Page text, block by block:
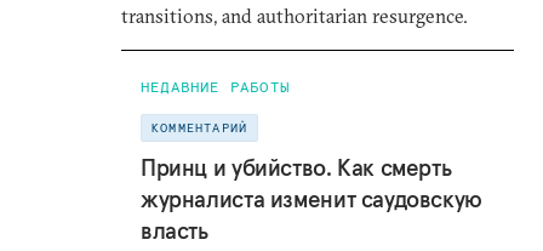
transitions, and authoritarian resurgence.
НЕДАВНИЕ РАБОТЫ
КОММЕНТАРИЙ
Принц и убийство. Как смерть
журналиста изменит саудовскую
власть